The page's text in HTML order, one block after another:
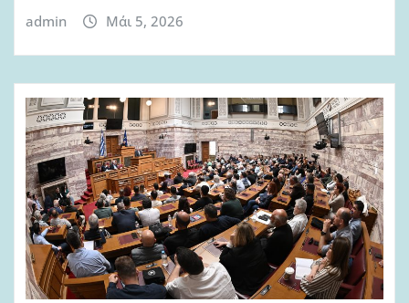
admin Μάι 5, 2026